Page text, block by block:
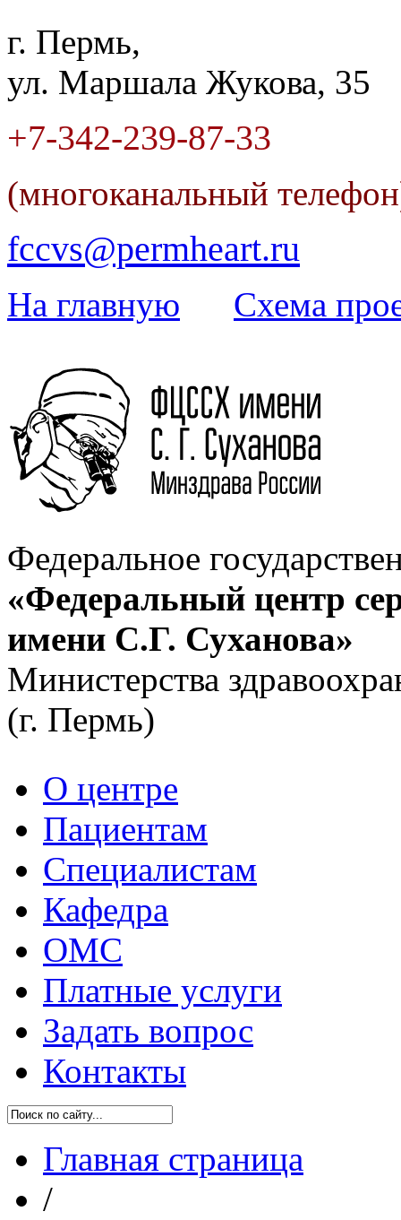
г. Пермь,
ул. Маршала Жукова, 35
+7-342-239-87-33
(многоканальный
fccvs@permheart.ru
На главную Cхема
Федеральное
«Федеральный центр
имени С.Г. Суханова»
Министерства
(г. Пермь)
О центре
Пациентам
Специалистам
Кафедра
ОМС
Платные услуги
Задать вопрос
Контакты
Главная страница
/